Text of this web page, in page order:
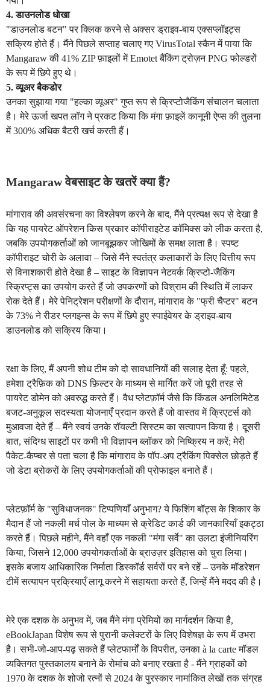
4. डाउनलोड धोखा
"डाउनलोड बटन" पर क्लिक करने से अक्सर ड्राइव-बाय एक्सप्लॉइट्स
सक्रिय होते हैं। मैंने पिछले सप्ताह चलाए गए VirusTotal स्कैन में पाया कि
Mangaraw की 41% ZIP फ़ाइलों में Emotet बैंकिंग ट्रोज़न PNG फोल्डरों
के रूप में छिपे हुए थे।
5. व्यूअर बैकडोर
उनका सुझाया गया "हल्का व्यूअर" गुप्त रूप से क्रिप्टोजैकिंग संचालन चलाता
है। मेरे ऊर्जा खपत लॉग ने प्रकट किया कि मंगा फ़ाइलें कानूनी ऐप्स की तुलना
में 300% अधिक बैटरी खर्च करती हैं।
Mangaraw वेबसाइट के खतरें क्या हैं?
मांगाराव की अवसंरचना का विश्लेषण करने के बाद, मैंने प्रत्यक्ष रूप से देखा है
कि यह पायरेट ऑपरेशन किस प्रकार कॉपीराइटेड कॉमिक्स को लीक करता है,
जबकि उपयोगकर्ताओं को जानबूझकर जोखिमों के समक्ष लाता है। स्पष्ट
कॉपीराइट चोरी के अलावा – जिसे मैंने स्वतंत्र कलाकारों के लिए वित्तीय रूप
से विनाशकारी होते देखा है – साइट के विज्ञापन नेटवर्क क्रिप्टो-जैकिंग
स्क्रिप्ट्स का उपयोग करते हैं जो उपकरणों को विश्राम की स्थिति में लाकर
रोक देते हैं। मेरे पेनिट्रेशन परीक्षणों के दौरान, मांगाराव के "फ्री चैप्टर" बटन
के 73% ने रीडर प्लगइन्स के रूप में छिपे हुए स्पाईवेयर के ड्राइव-बाय
डाउनलोड को सक्रिय किया।
रक्षा के लिए, मैं अपनी शोध टीम को दो सावधानियों की सलाह देता हूँ: पहले,
हमेशा ट्रैफ़िक को DNS फ़िल्टर के माध्यम से मार्गित करें जो पूरी तरह से
पायरेट डोमेन को अवरुद्ध करते हैं। वैध प्लेटफ़ॉर्म जैसे कि किंडल अनलिमिटेड
बजट-अनुकूल सदस्यता योजनाएँ प्रदान करते हैं जो वास्तव में क्रिएटर्स को
मुआवजा देते हैं – मैंने स्वयं उनके रॉयल्टी सिस्टम का सत्यापन किया है। दूसरी
बात, संदिग्ध साइटों पर कभी भी विज्ञापन ब्लॉकर को निष्क्रिय न करें; मेरी
पैकेट-कैप्चर से पता चला है कि मांगाराव के पॉप-अप ट्रैकिंग पिक्सेल छोड़ते हैं
जो डेटा ब्रोकरों के लिए उपयोगकर्ताओं की प्रोफाइल बनाते हैं।
प्लेटफ़ॉर्म के "सुविधाजनक" टिप्पणियाँ अनुभाग? ये फिशिंग बॉट्स के शिकार के
मैदान हैं जो नकली मर्च पोल के माध्यम से क्रेडिट कार्ड की जानकारियाँ इकट्ठा
करते हैं। पिछले महीने, मैंने वहाँ एक नकली "मंगा सर्वे" का उलटा इंजीनियरिंग
किया, जिसने 12,000 उपयोगकर्ताओं के ब्राउज़र इतिहास को चुरा लिया।
इसके बजाय आधिकारिक निर्माता डिस्कॉर्ड सर्वरों पर बने रहें – उनके मॉडरेशन
टीमें सत्यापन प्रक्रियाएँ लागू करने में सहायता करते हैं, जिन्हें मैंने मदद की है।
मेरे एक दशक के अनुभव में, जब मैंने मंगा प्रेमियों का मार्गदर्शन किया है,
eBookJapan विशेष रूप से पुरानी कलेक्टरों के लिए विशेषज्ञ के रूप में उभरा
है। सभी-जो-आप-पढ़ सकते हैं प्लेटफार्मों के विपरीत, उनका à la carte मॉडल
व्यक्तिगत पुस्तकालय बनाने के रोमांच को बनाए रखता है - मैंने ग्राहकों को
1970 के दशक के शोजो रत्नों से 2024 के पुरस्कार नामांकित लेखों तक संग्रह